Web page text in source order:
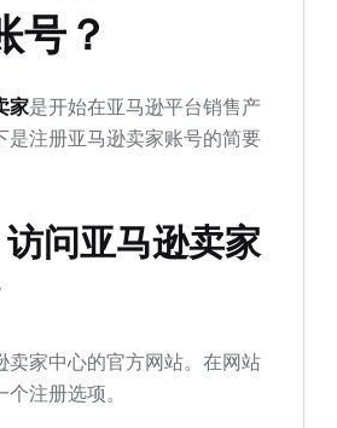
号？
家是开始在亚马逊平台销售产
是注册亚马逊卖家账号的简要
问亚马逊卖家
卖家中心的官方网站。在网站
注册选项。